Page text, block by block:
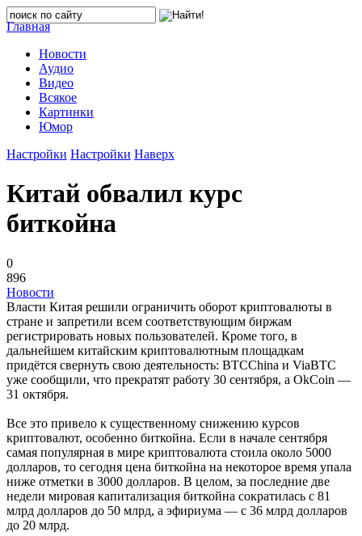
Главная
Новости
Аудио
Видео
Всякое
Картинки
Юмор
Настройки Настройки Наверх
Китай обвалил курс
биткойна
0
896
Новости
Власти Китая решили ограничить оборот криптовалюты в
стране и запретили всем соответствующим биржам
регистрировать новых пользователей. Кроме того, в
дальнейшем китайским криптовалютным площадкам
придётся свернуть свою деятельность: BTCChina и ViaBTC
уже сообщили, что прекратят работу 30 сентября, а OkCoin —
31 октября.
Все это привело к существенному снижению курсов
криптовалют, особенно биткойна. Если в начале сентября
самая популярная в мире криптовалюта стоила около 5000
долларов, то сегодня цена биткойна на некоторое время упала
ниже отметки в 3000 долларов. В целом, за последние две
недели мировая капитализация биткойна сократилась с 81
млрд долларов до 50 млрд, а эфириума — с 36 млрд долларов
до 20 млрд.